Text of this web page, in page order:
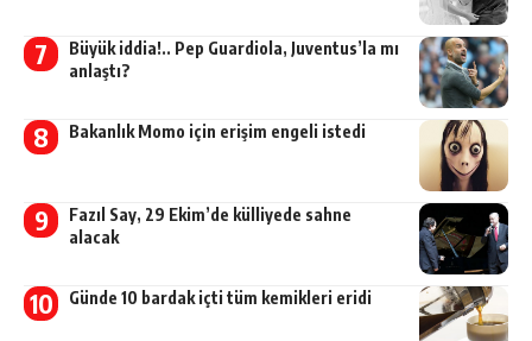
Büyük iddia!.. Pep Guardiola, Juventus’la mı
anlaştı?
Bakanlık Momo için erişim engeli istedi
Fazıl Say, 29 Ekim’de külliyede sahne
alacak
Günde 10 bardak içti tüm kemikleri eridi